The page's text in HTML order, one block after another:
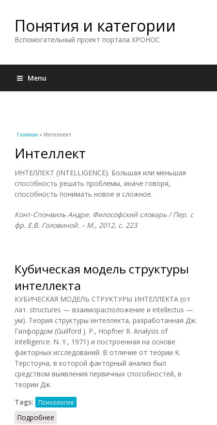
Понятия и категории
Вспомогательный проект портала ХРОНОС
Menu
Вы здесь
Главная » Интеллект
Интеллект
ИНТЕЛЛЕКТ (INTELLIGENCE). Большая или меньшая
способность решать проблемы, иначе говоря,
способность понимать новое и сложное.
Конт-Спонвиль Андре. Философский словарь / Пер. с
фр. Е.В. Головиной. – М., 2012, с. 223
Кубическая модель структуры
интеллекта
КУБИЧЕСКАЯ МОДЕЛЬ СТРУКТУРЫ ИНТЕЛЛЕКТА (от
лат. structures — взаиморасположение и intellectus —
ум). Теория структуры интеллекта, разработанная Дж.
Гилфордом (Guilford J. P., Hopfner R. Analysis of
Intelligence. N. Y., 1971) и построенная на основе
факторных исследований. В отличие от теории K.
Терстоуна, в которой факторный анализ был
средством выявления первичных способностей, в
теории Дж.
Tags:
Психология
Подробнее